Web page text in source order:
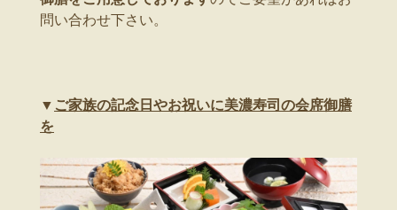
問い合わせ下さい。
▼ ご家族の記念日やお祝いに美濃寿司の会席御膳
を